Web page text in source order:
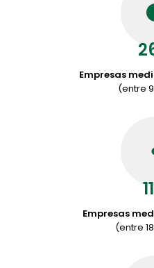
Empresas
(entre
Empresas
(entre